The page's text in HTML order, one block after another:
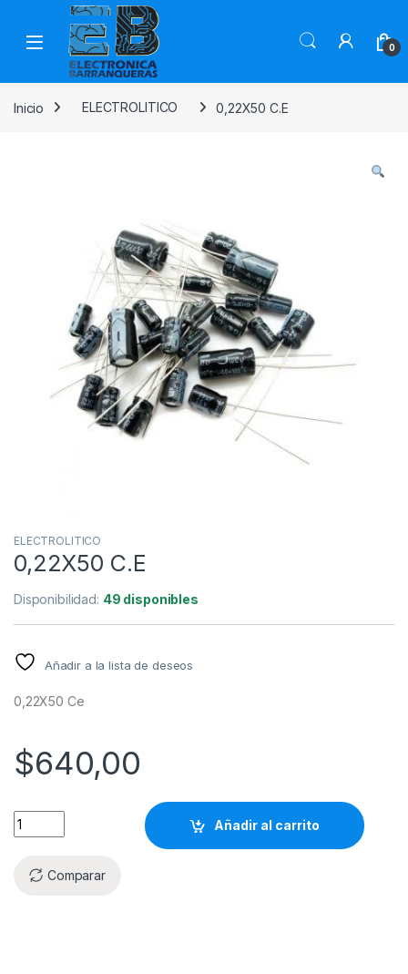
0
Inicio ELECTROLITICO 0,22X50 C.E
ELECTROLITICO
0,22X50 C.E
Disponibilidad: 49 disponibles
Añadir a la lista de deseos
0,22X50 Ce
$640,00
Añadir al carrito
Comparar